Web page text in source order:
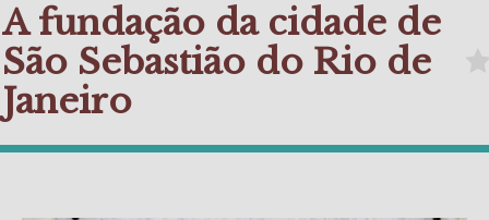
A fundação da cidade de
São Sebastião do Rio de
Janeiro